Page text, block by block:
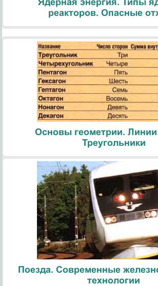
реакторов. Опасные
Основы геометрии.
Треугольники
Поезда. Современные
технологии